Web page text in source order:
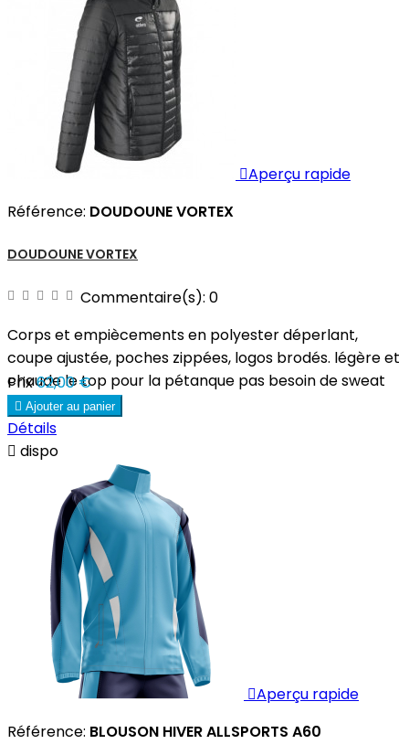
Aperçu rapide
Référence: DOUDOUNE VORTEX
DOUDOUNE VORTEX
Commentaire(s): 0
Corps et empiècements en polyester déperlant,
coupe ajustée, poches zippées, logos brodés. légère et
chaude le top pour la pétanque pas besoin de sweat
en dessous.
Prix62,00 €
 Ajouter au panier
Détails
 dispo
Aperçu rapide
Référence: BLOUSON HIVER ALLSPORTS A60